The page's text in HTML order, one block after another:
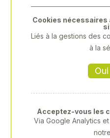
TASSE
Référence:
Oui
Cookies
Liés à la gestions des
à la
Acceptez-vous les
Via Google Analytics